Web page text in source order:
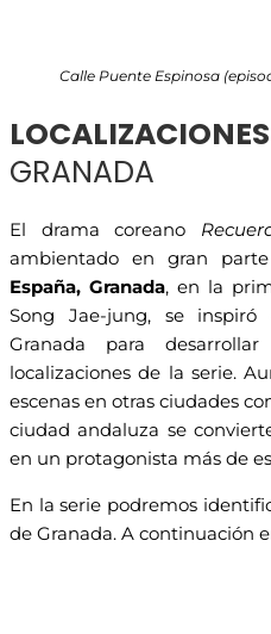
Calle Puente Espinosa
LOCALIZACIONES
GRANADA
El drama coreano
ambientado en gran
España, Granada, en la
Song Jae-jung, se
Granada para
localizaciones de la serie.
escenas en otras ciudades
ciudad andaluza se
en un protagonista más de
En la serie podremos
de Granada. A continuación